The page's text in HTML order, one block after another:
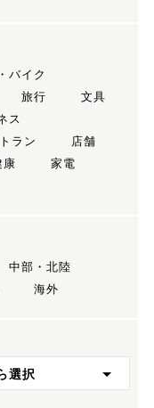
バイク
旅行
文具
ス
ラン
店舗
康
家電
中部・北陸
海外
選択